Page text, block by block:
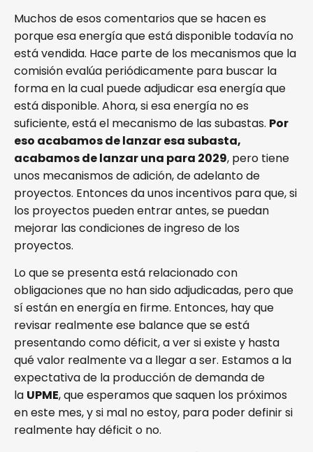
Muchos de esos comentarios que se hacen es
porque esa energía que está disponible todavía no
está vendida. Hace parte de los mecanismos que la
comisión evalúa periódicamente para buscar la
forma en la cual puede adjudicar esa energía que
está disponible. Ahora, si esa energía no es
suficiente, está el mecanismo de las subastas. Por
eso acabamos de lanzar esa subasta,
acabamos de lanzar una para 2029, pero tiene
unos mecanismos de adición, de adelanto de
proyectos. Entonces da unos incentivos para que, si
los proyectos pueden entrar antes, se puedan
mejorar las condiciones de ingreso de los
proyectos.
Lo que se presenta está relacionado con
obligaciones que no han sido adjudicadas, pero que
sí están en energía en firme. Entonces, hay que
revisar realmente ese balance que se está
presentando como déficit, a ver si existe y hasta
qué valor realmente va a llegar a ser. Estamos a la
expectativa de la producción de demanda de
la UPME, que esperamos que saquen los próximos
en este mes, y si mal no estoy, para poder definir si
realmente hay déficit o no.